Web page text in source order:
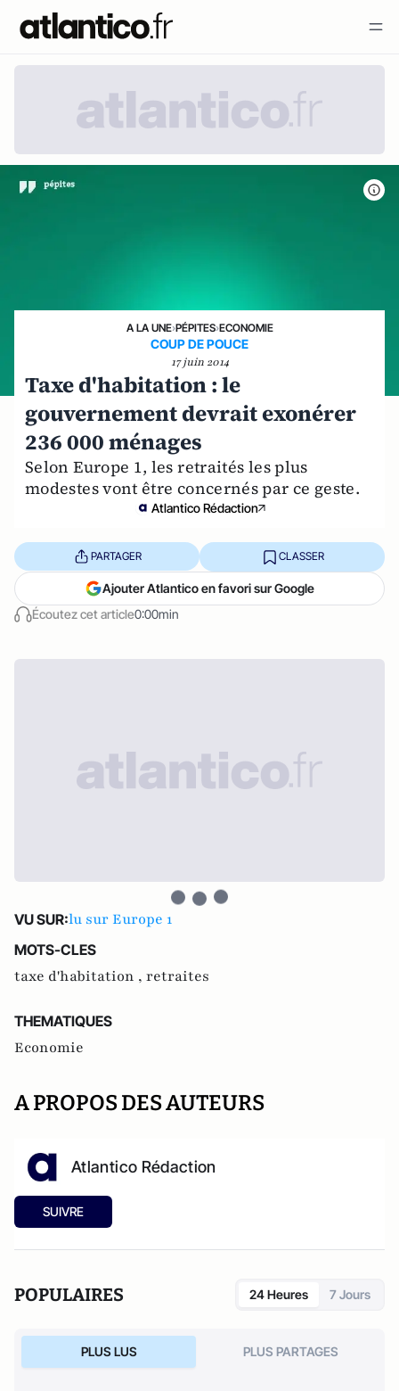
A LA UNE›PÉPITES›ECONOMIE
COUP DE POUCE
17 juin 2014
Taxe d'habitation : le
gouvernement devrait exonérer
236 000 ménages
Selon Europe 1, les retraités les plus
modestes vont être concernés par ce geste.
Atlantico Rédaction
Écoutez cet article0:00min
PARTAGER CLASSER
Ajouter Atlantico en favori sur Google
VU SUR:lu sur Europe 1
MOTS-CLES
taxe d'habitation , retraites
THEMATIQUES
Economie
A PROPOS DES AUTEURS
Atlantico Rédaction
SUIVRE
POPULAIRES 24 Heures 7 Jours
PLUS LUS PLUS PARTAGES